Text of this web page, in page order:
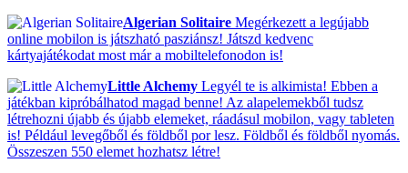
Algerian Solitaire Megérkezett a legújabb
online mobilon is játszható pasziánsz! Játszd kedvenc
kártyajátékodat most már a mobiltelefonodon is!
Little Alchemy Legyél te is alkimista! Ebben a
játékban kipróbálhatod magad benne! Az alapelemekből tudsz
létrehozni újabb és újabb elemeket, ráadásul mobilon, vagy tableten
is! Például levegőből és földből por lesz. Földből és földből nyomás.
Összeszen 550 elemet hozhatsz létre!